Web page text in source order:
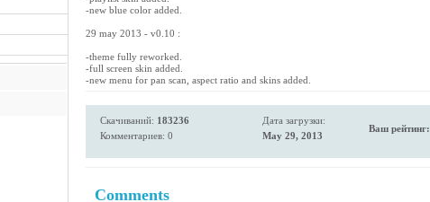
-new blue color added.
29 may 2013 - v0.10 :
-theme fully reworked.
-full screen skin added.
-new menu for pan scan, aspect ratio and skins added.
Скачиваний: 183236
Комментариев: 0
Дата загрузки:
May 29, 2013
Ваш рейтинг:
Comments